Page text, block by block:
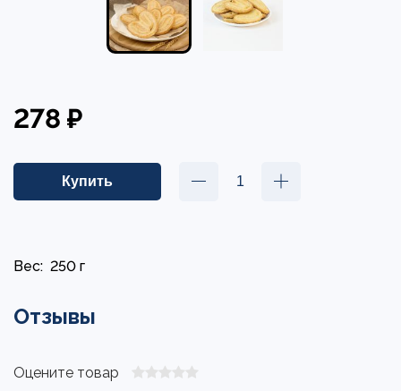
Вес: 250 г
278 ₽
Отзывы
Оцените товар